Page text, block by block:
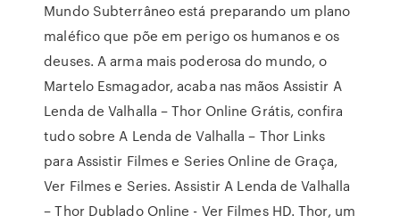
Mundo Subterrâneo está preparando um plano
maléfico que põe em perigo os humanos e os
deuses. A arma mais poderosa do mundo, o
Martelo Esmagador, acaba nas mãos Assistir A
Lenda de Valhalla – Thor Online Grátis, confira
tudo sobre A Lenda de Valhalla – Thor Links
para Assistir Filmes e Series Online de Graça,
Ver Filmes e Series. Assistir A Lenda de Valhalla
– Thor Dublado Online - Ver Filmes HD. Thor, um